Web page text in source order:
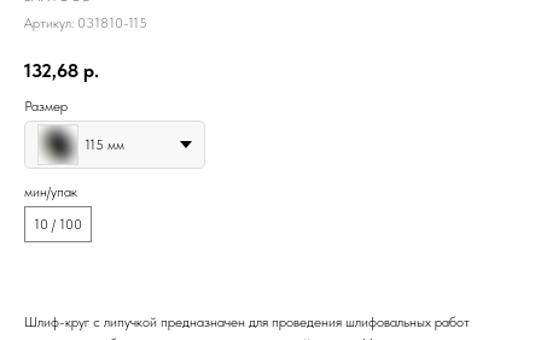
Артикул: 031810-115
132,68 р.
Размер
115 мм
мин/упак
10 / 100
Шлиф-круг с липучкой предназначен для проведения шлифовальных работ